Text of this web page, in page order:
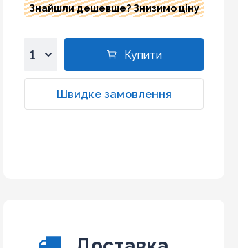
Знайшли дешевше? Знизимо ціну
3
Купити
Швидке замовлення